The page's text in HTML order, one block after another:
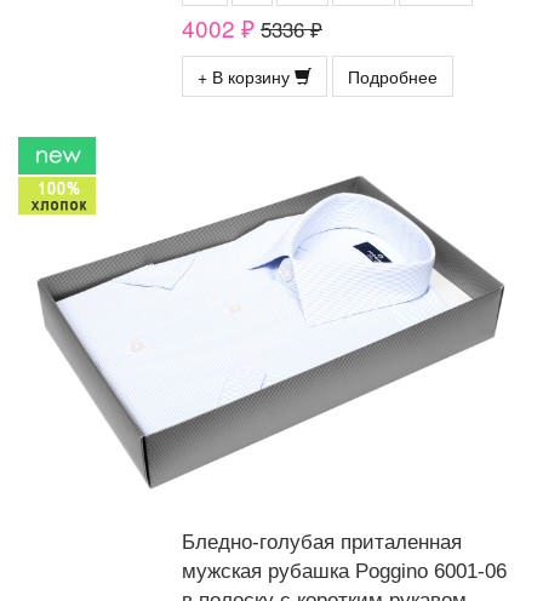
4002 ₽ 5336 ₽
+ В корзину Подробнее
Бледно-голубая приталенная
мужская рубашка Poggino 6001-06